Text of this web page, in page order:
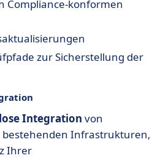
Compliance-konformen
zur Sicherstellung der
Integration von
bestehenden Infrastrukturen,
Ihrer